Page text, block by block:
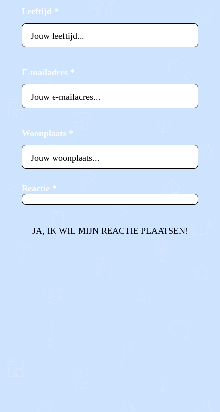
Leeftijd *
E-mailadres *
Woonplaats *
Reactie *
JA, IK WIL MIJN REACTIE PLAATSEN!